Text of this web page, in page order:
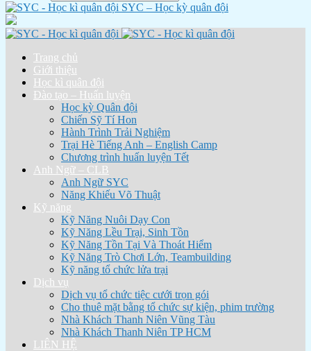
SYC – Học kỳ quân đội
Trang chủ
Giới thiệu
Học kì quân đội
Đào tạo – Huấn luyện
Học kỳ Quân đội
Chiến Sỹ Tí Hon
Hành Trình Trải Nghiệm
Trại Hè Tiếng Anh – English Camp
Chương trình huấn luyện Tết
Anh Ngữ – CLB
Anh Ngữ SYC
Năng Khiếu Võ Thuật
Kỹ năng
Kỹ Năng Nuôi Dạy Con
Kỹ Năng Lều Trại, Sinh Tồn
Kỹ Năng Tồn Tại Và Thoát Hiểm
Kỹ Năng Trò Chơi Lớn, Teambuilding
Kỹ năng tổ chức lửa trại
Dịch vụ
Dịch vụ tổ chức tiệc cưới trọn gói
Cho thuê mặt bằng tổ chức sự kiện, phim trường
Nhà Khách Thanh Niên Vũng Tàu
Nhà Khách Thanh Niên TP HCM
LIÊN HỆ